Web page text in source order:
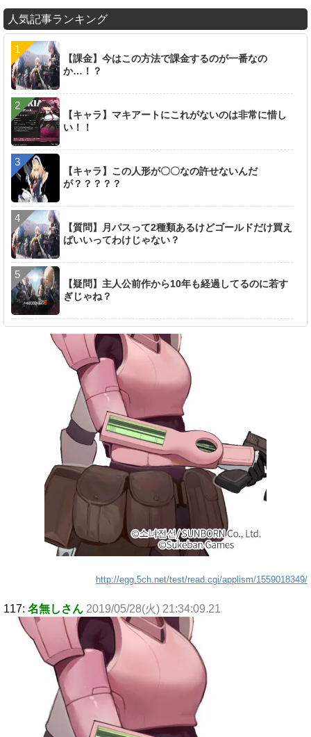
人気記事ランキング
【課金】今はこの方法で課金するのが一番なの
か…！？
【キャラ】マキアートにこれがないのは非常に惜し
い！！
【キャラ】この人形が〇〇なの許せないんだ
が？？？？？
【質問】月パスって2種類あるけどゴールドだけ買え
ばいいってわけじゃない？
【疑問】主人公前作から10年も経過してるのに若す
ぎじゃね？
http://egg.5ch.net/test/read.cgi/applism/1559018349/
117: 名無しさん 2019/05/28(火) 21:34:09.21